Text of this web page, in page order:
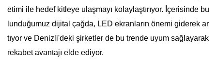
etimi ile hedef kitleye ulaşmayı kolaylaştırıyor. İçerisinde bu
lunduğumuz dijital çağda, LED ekranların önemi giderek ar
tıyor ve Denizli'deki şirketler de bu trende uyum sağlayarak
rekabet avantajı elde ediyor.